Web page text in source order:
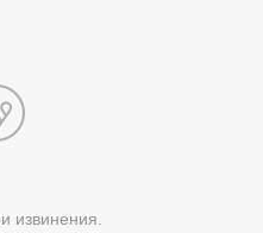
извинения.